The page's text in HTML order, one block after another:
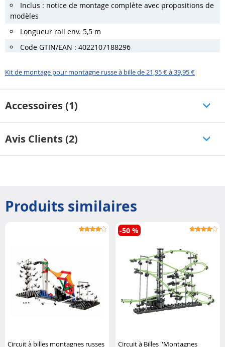
Inclus : notice de montage complète avec propositions de
modèles
Longueur rail env. 5,5 m
Code GTIN/EAN : 4022107188296
Kit de montage pour montagne russe à bille de 21,95 € à 39,95 €
Accessoires (1)
Avis Clients (2)
Produits similaires
Circuit à billes montagnes russes Circuit à Billes ''Montagnes
-50 %